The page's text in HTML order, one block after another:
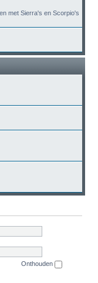
met Sierra's en Scorpio's
Onthouden